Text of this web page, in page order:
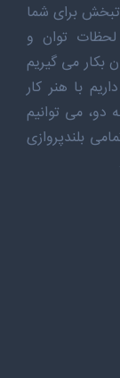
برای شما
لحظات توان و
بکار می گیریم
با هنر کار
می توانیم
بلندپروازی